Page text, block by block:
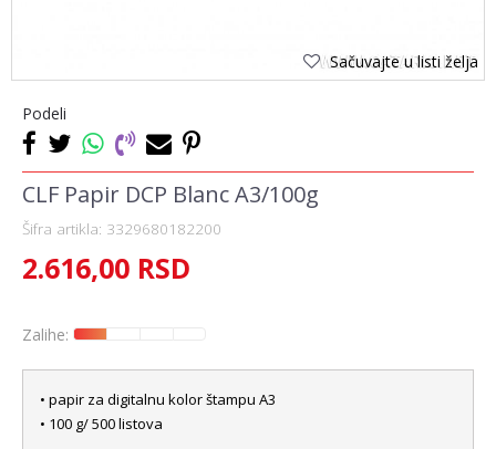
Sačuvajte u listi želja
Podeli
CLF Papir DCP Blanc A3/100g
Šifra artikla: 3329680182200
2.616,00 RSD
Zalihe:
• papir za digitalnu kolor štampu A3
• 100 g/ 500 listova